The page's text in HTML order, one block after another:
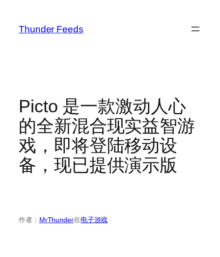
Thunder Feeds
Picto 是一款激动人心
的全新混合现实益智游
戏，即将登陆移动设
备，现已提供演示版
作者： MrThunder在电子游戏